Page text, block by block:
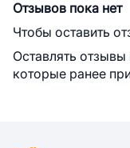
Отзывов пока нет
Чтобы оставить
Оставлять отзывы
которые ранее